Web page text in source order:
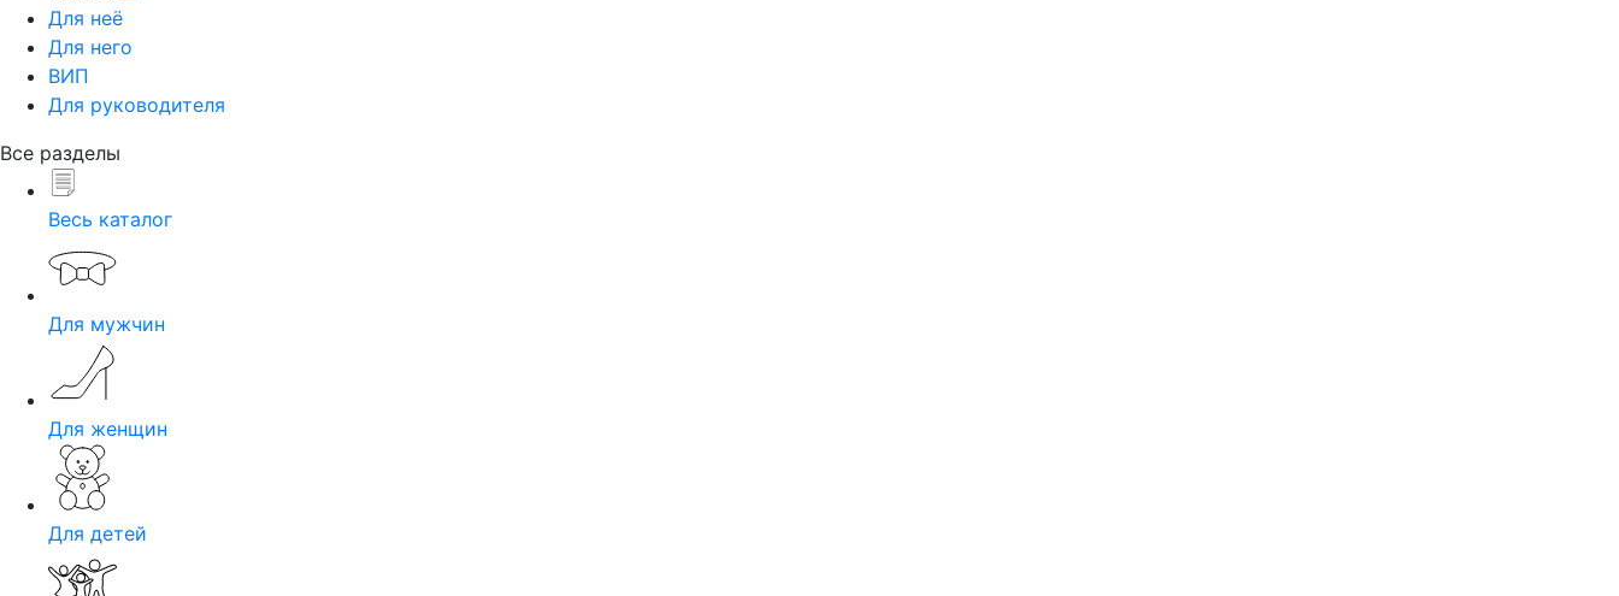
Для неё
Для него
ВИП
Для руководителя
Все разделы
Весь каталог
Для мужчин
Для женщин
Для детей